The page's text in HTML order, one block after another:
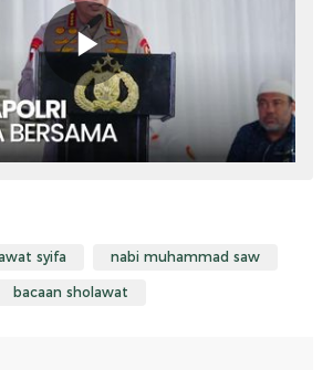
syifa nabi muhammad saw
bacaan sholawat